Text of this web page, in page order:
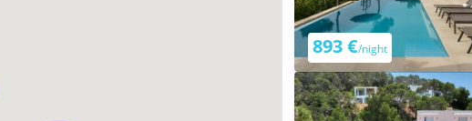
893 €/night